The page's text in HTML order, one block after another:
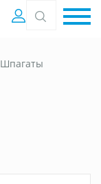
0 позиций
Вход
Шпагаты